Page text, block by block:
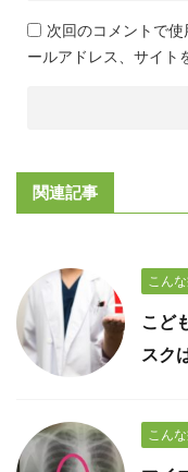
次回のコメントで
ールアドレス、サイト
関連記事
こん
こど
スク
こん